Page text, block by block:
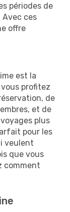
périodes de
Avec ces
offre
est la
profitez
de
et de
plus
pour les
veulent
que vous
comment